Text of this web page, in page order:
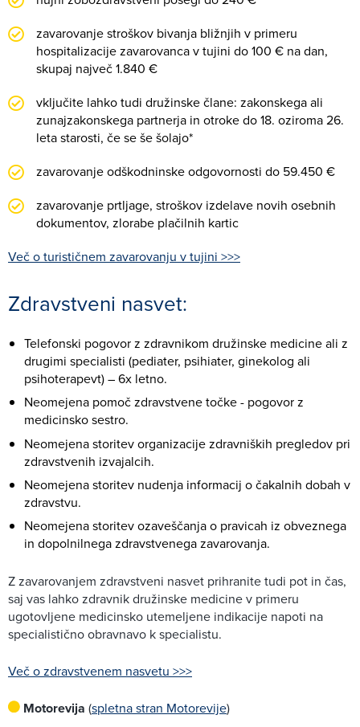
zavarovanje stroškov bivanja bližnjih v primeru
hospitalizacije zavarovanca v tujini do 100 € na dan,
skupaj največ 1.840 €
vključite lahko tudi družinske člane: zakonskega ali
zunajzakonskega partnerja in otroke do 18. oziroma 26.
leta starosti, če se še šolajo*
zavarovanje odškodninske odgovornosti do 59.450 €
zavarovanje prtljage, stroškov izdelave novih osebnih
dokumentov, zlorabe plačilnih kartic
Več o turističnem zavarovanju v tujini >>>
Zdravstveni nasvet:
Telefonski pogovor z zdravnikom družinske medicine ali z
drugimi specialisti (pediater, psihiater, ginekolog ali
psihoterapevt) – 6x letno.
Neomejena pomoč zdravstvene točke - pogovor z
medicinsko sestro.
Neomejena storitev organizacije zdravniških pregledov pri
zdravstvenih izvajalcih.
Neomejena storitev nudenja informacij o čakalnih dobah v
zdravstvu.
Neomejena storitev ozaveščanja o pravicah iz obveznega
in dopolnilnega zdravstvenega zavarovanja.
Z zavarovanjem zdravstveni nasvet prihranite tudi pot in čas,
saj vas lahko zdravnik družinske medicine v primeru
ugotovljene medicinsko utemeljene indikacije napoti na
specialistično obravnavo k specialistu.
Več o zdravstvenem nasvetu >>>
Motorevija (spletna stran Motorevije)